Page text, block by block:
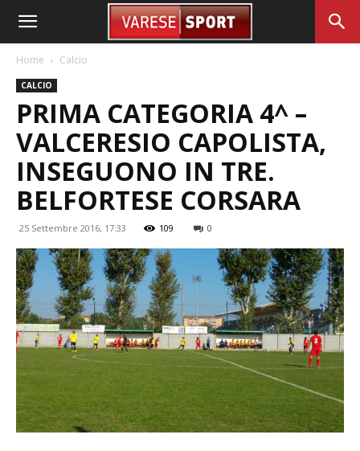
Home Calcio
CALCIO
PRIMA CATEGORIA 4^ –
VALCERESIO CAPOLISTA,
INSEGUONO IN TRE.
BELFORTESE CORSARA
25 Settembre 2016, 17:33 109 0